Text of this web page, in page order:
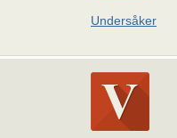
Undersåker